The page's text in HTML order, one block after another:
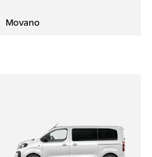
Movano